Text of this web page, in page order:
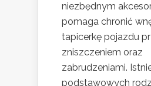
niezbędnym
pomaga chronić
tapicerkę pojazdu
zniszczeniem oraz
zabrudzeniami.
podstawowych